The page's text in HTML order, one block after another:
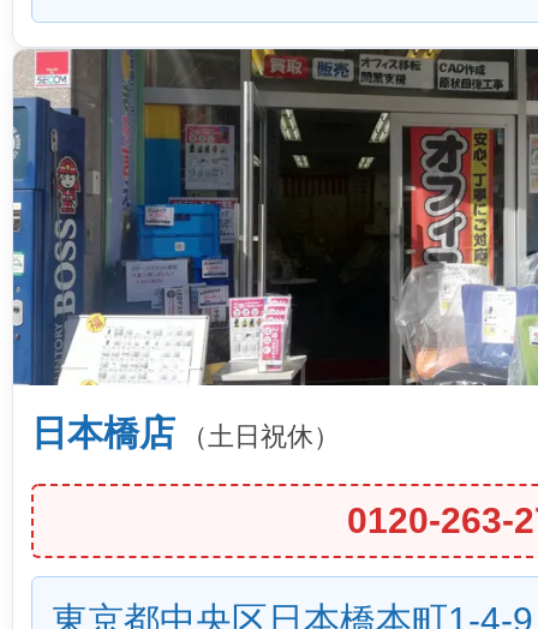
日本橋店 （土日祝休）
0120-263-
東京都中央区日本橋本町1-4-9